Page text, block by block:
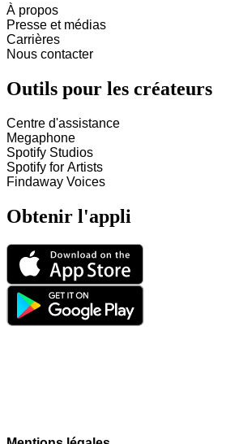
À propos
Presse et médias
Carrières
Nous contacter
Outils pour les créateurs
Centre d'assistance
Megaphone
Spotify Studios
Spotify for Artists
Findaway Voices
Obtenir l'appli